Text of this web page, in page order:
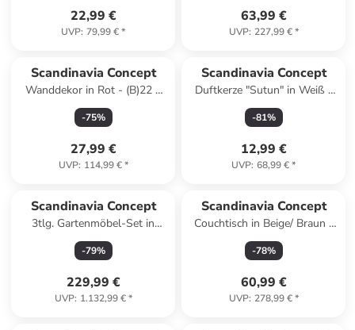
22,99 €
UVP: 79,99 €*
63,99 €
UVP: 227,99 €*
Scandinavia Concept
Wanddekor in Rot - (B)22 x
(H)53 cm
-75%
27,99 €
UVP: 114,99 €*
Scandinavia Concept
Duftkerze "Sutun" in Weiß -
400 g
-81%
12,99 €
UVP: 68,99 €*
Scandinavia Concept
3tlg. Gartenmöbel-Set in
Hellbraun/ Beige
-79%
229,99 €
UVP: 1.132,99 €*
Scandinavia Concept
Couchtisch in Beige/ Braun -
(B)90 x (H)35 x (T)90 cm
-78%
60,99 €
UVP: 278,99 €*